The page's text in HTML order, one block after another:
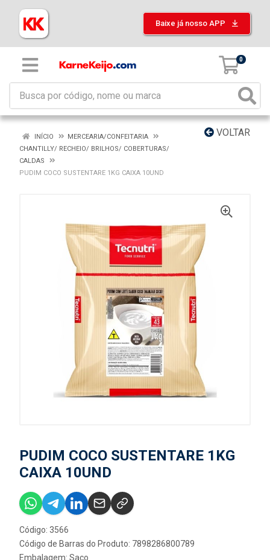
Baixe já nosso APP
0
VOLTAR
INÍCIO
MERCEARIA/CONFEITARIA
CHANTILLY/ RECHEIO/ BRILHOS/ COBERTURAS/
CALDAS
PUDIM COCO SUSTENTARE 1KG CAIXA 10UND
PUDIM COCO SUSTENTARE 1KG
CAIXA 10UND
Código: 3566
Código de Barras do Produto: 7898286800789
Embalagem: Saco